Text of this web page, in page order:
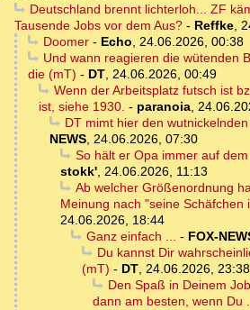
Deutschland brennt lichterloh... ZF
Tausende Jobs vor dem Aus? - Reffke
Doomer- Echo
24.06.2026, 00:38
Und wann reagieren die wütenden
die (mT) - DT 24.06.2026, 00:49
Wenn der Arbeitsplatz futsch ist
ist, siehe 1930. - paranoia
DT mimt hier den
NEWS 24.06.2026, 07:30
So hält er Opa immer auf dem
stokk' 24.06.2026, 11:13
Ab welcher Größenordnung
Meinung nach "seine Schäfchen
24.06.2026, 18:44
Ganz einfach ...
- FOX-
Du kannst Dir
(mT) - DT 24.06.2026, 23:38
Den Spaß in Deinem
dann am besten, wenn Du ...